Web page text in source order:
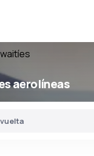
aerolíneas